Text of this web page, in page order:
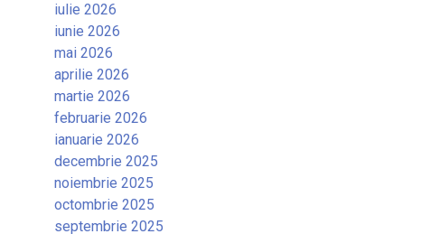
iulie 2026
iunie 2026
mai 2026
aprilie 2026
martie 2026
februarie 2026
ianuarie 2026
decembrie 2025
noiembrie 2025
octombrie 2025
septembrie 2025